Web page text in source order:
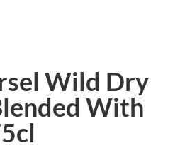
Wild Dry
With